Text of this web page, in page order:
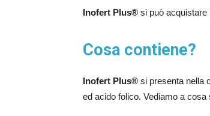
Inofert Plus® si può acquistare
Cosa contiene?
Inofert Plus® si presenta nella
ed acido folico. Vediamo a